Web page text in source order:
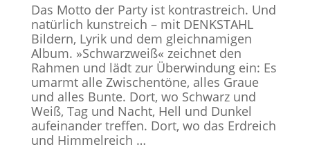
Das Motto der Party ist kontrastreich. Und
natürlich kunstreich – mit DENKSTAHL
Bildern, Lyrik und dem gleichnamigen
Album. »Schwarzweiß« zeichnet den
Rahmen und lädt zur Überwindung ein: Es
umarmt alle Zwischentöne, alles Graue
und alles Bunte. Dort, wo Schwarz und
Weiß, Tag und Nacht, Hell und Dunkel
aufeinander treffen. Dort, wo das Erdreich
und Himmelreich …